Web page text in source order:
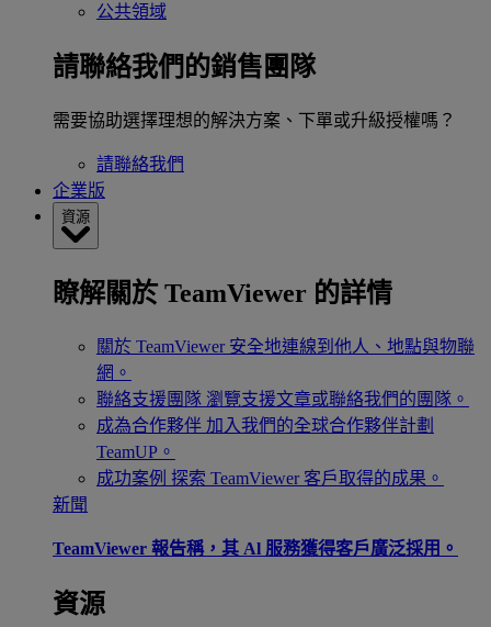
公共領域
請聯絡我們的銷售團隊
需要協助選擇理想的解決方案、下單或升級授權嗎？
請聯絡我們
企業版
資源
瞭解關於 TeamViewer 的詳情
關於 TeamViewer 安全地連線到他人、地點與物聯
網。
聯絡支援團隊 瀏覽支援文章或聯絡我們的團隊。
成為合作夥伴 加入我們的全球合作夥伴計劃
TeamUP。
成功案例 探索 TeamViewer 客戶取得的成果。
新聞
TeamViewer 報告稱，其 Al 服務獲得客戶廣泛採用。
資源